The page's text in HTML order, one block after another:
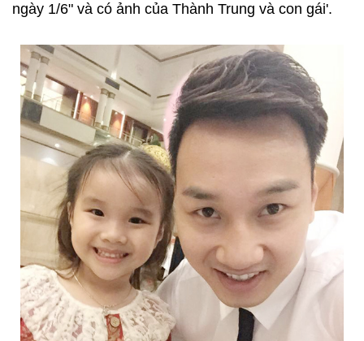
ngày 1/6" và có ảnh của Thành Trung và con gái'.